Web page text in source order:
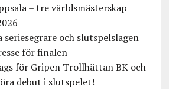
– tre världsmästerskap
och slutspelslagen
för finalen
för Gripen Trollhättan BK och
debut i slutspelet!